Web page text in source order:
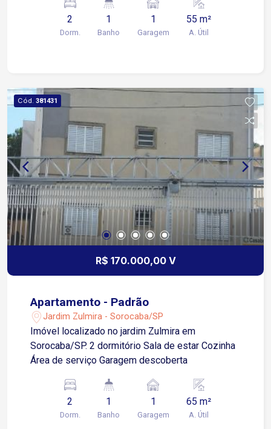
Banheiro WC Social Área de Serviço 1 Vaga de
Garagem Descoberta Ótima Oportunidade!
2
Dorm.
1
Banho
1
Garagem
55 m²
A. Útil
Cód. 381431
R$ 170.000,00 V
Apartamento - Padrão
Jardim Zulmira - Sorocaba/SP
Imóvel localizado no jardim Zulmira em
Sorocaba/SP. 2 dormitório Sala de estar Cozinha
Área de serviço Garagem descoberta
2
Dorm.
1
Banho
1
Garagem
65 m²
A. Útil